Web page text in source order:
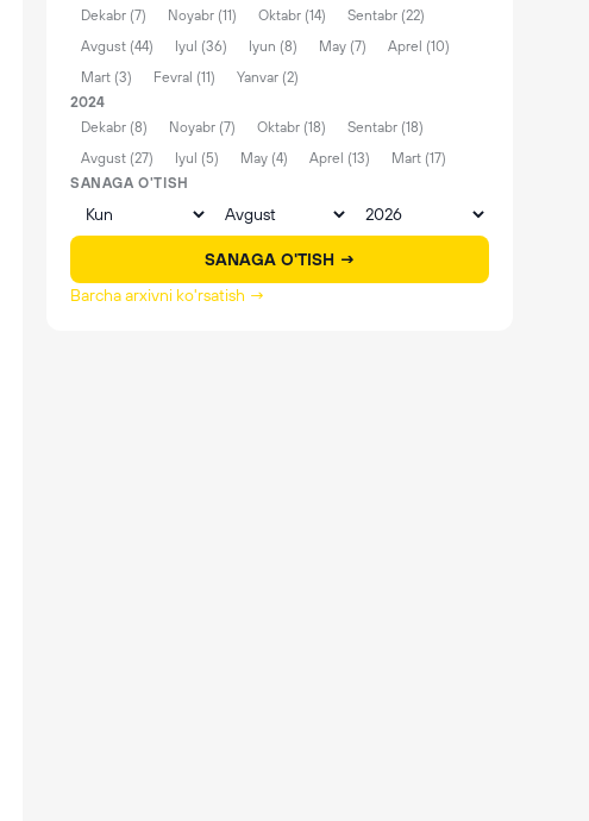
Dekabr (7)
Noyabr (11) Oktabr (14)
Sentabr (22)
Avgust (44)
Iyul (36) Iyun (8) May (7)
Aprel (10)
Mart (3)
Fevral (11)
Yanvar (2)
2024
Dekabr (8)
Noyabr (7) Oktabr (18)
Sentabr (18)
Avgust (27)
Iyul (5) May (4) Aprel (13)
Mart (17)
SANAGA O'TISH
SANAGA O'TISH →
Barcha arxivni ko'rsatish →